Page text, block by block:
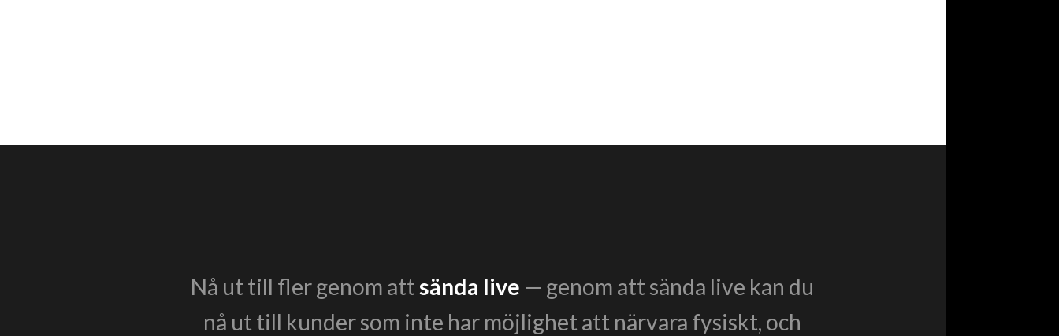
Nå ut till fler genom attsända live — genom att sända live kan du
nå ut till kunder som inte har möjlighet att närvara fysiskt, och